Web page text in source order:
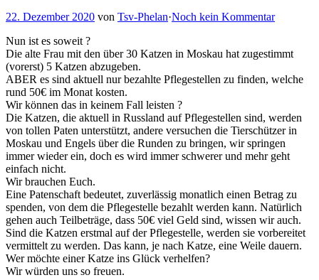
22. Dezember 2020 von Tsv-Phelan·Noch kein Kommentar
Nun ist es soweit ?
Die alte Frau mit den über 30 Katzen in Moskau hat zugestimmt
(vorerst) 5 Katzen abzugeben.
ABER es sind aktuell nur bezahlte Pflegestellen zu finden, welche
rund 50€ im Monat kosten.
Wir können das in keinem Fall leisten ?
Die Katzen, die aktuell in Russland auf Pflegestellen sind, werden
von tollen Paten unterstützt, andere versuchen die Tierschützer in
Moskau und Engels über die Runden zu bringen, wir springen
immer wieder ein, doch es wird immer schwerer und mehr geht
einfach nicht.
Wir brauchen Euch.
Eine Patenschaft bedeutet, zuverlässig monatlich einen Betrag zu
spenden, von dem die Pflegestelle bezahlt werden kann. Natürlich
gehen auch Teilbeträge, dass 50€ viel Geld sind, wissen wir auch.
Sind die Katzen erstmal auf der Pflegestelle, werden sie vorbereitet
vermittelt zu werden. Das kann, je nach Katze, eine Weile dauern.
Wer möchte einer Katze ins Glück verhelfen?
Wir würden uns so freuen.